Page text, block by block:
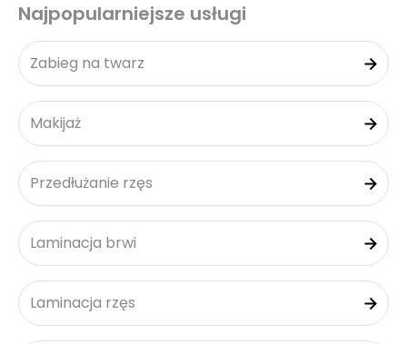
Najpopularniejsze usługi
Zabieg na twarz
Makijaż
Przedłużanie rzęs
Laminacja brwi
Laminacja rzęs